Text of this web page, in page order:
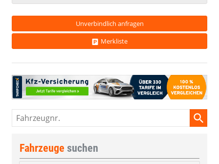
Unverbindlich anfragen
Merkliste
Fahrzeugnr.
Fahrzeuge suchen